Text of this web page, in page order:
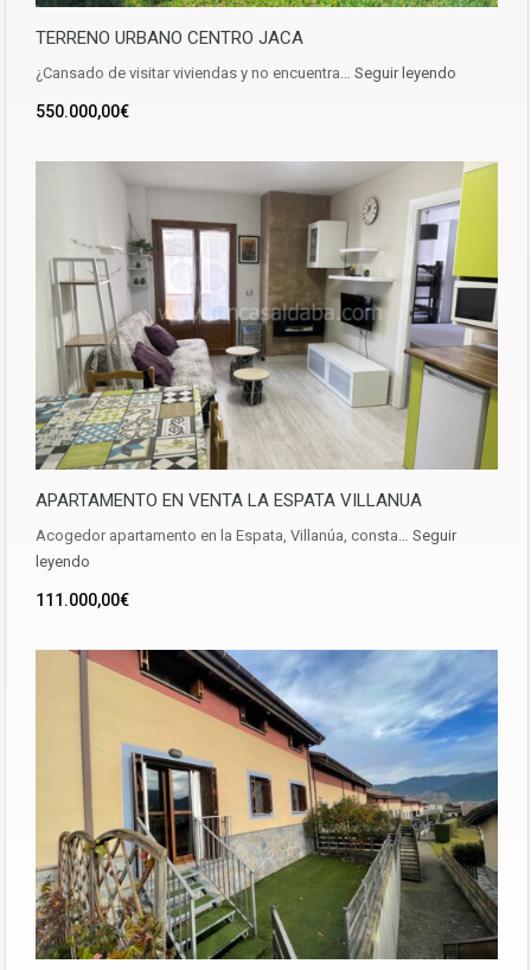
TERRENO URBANO CENTRO JACA
¿Cansado de visitar viviendas y no encuentra… Seguir leyendo
550.000,00€
APARTAMENTO EN VENTA LA ESPATA VILLANUA
Acogedor apartamento en la Espata, Villanúa, consta… Seguir
leyendo
111.000,00€